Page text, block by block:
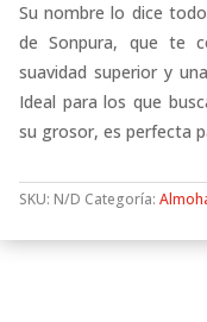
Su nombre lo dice
de Sonpura, que te
suavidad superior y
Ideal para los que
su grosor, es perfecta
SKU: N/D Categoría: